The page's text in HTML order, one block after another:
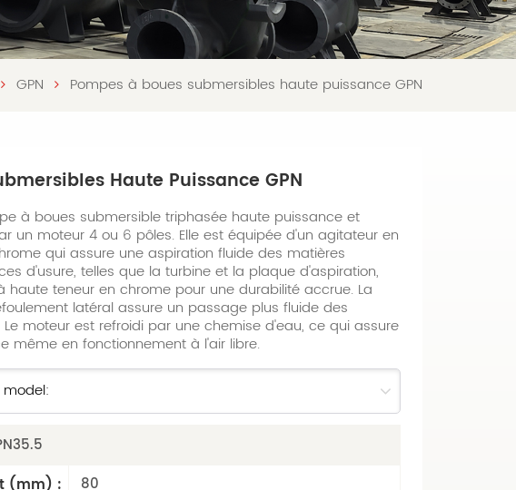
GPN Pompes à boues submersibles haute puissance GPN
Haute Puissance GPN
à boues submersible triphasée haute puissance et
un moteur 4 ou 6 pôles. Elle est équipée d'un agitateur en
qui assure une aspiration fluide des matières
d'usure, telles que la turbine et la plaque d'aspiration,
teneur en chrome pour une durabilité accrue. La
latéral assure un passage plus fluide des
moteur est refroidi par une chemise d'eau, ce qui assure
même en fonctionnement à l'air libre.
(mm) :
80